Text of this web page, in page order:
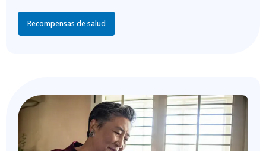
Recompensas de salud